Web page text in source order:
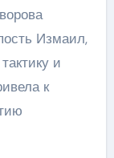
Измаил,
и
к